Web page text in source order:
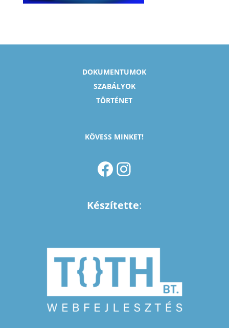
DOKUMENTUMOK
SZABÁLYOK
TÖRTÉNET
KÖVESS MINKET!
FACEBOOK INSTAGRAM
Készítette: